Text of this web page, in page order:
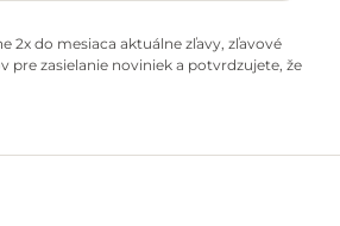
2x do mesiaca aktuálne zľavy, zľavové
pre zasielanie noviniek a potvrdzujete, že